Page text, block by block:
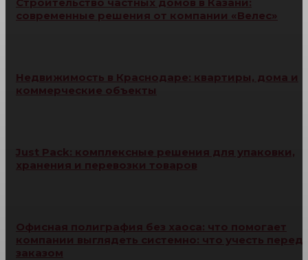
современные решения от компании «Велес»
Недвижимость в Краснодаре: квартиры, дома и
коммерческие объекты
Just Pack: комплексные решения для упаковки,
хранения и перевозки товаров
Офисная полиграфия без хаоса: что помогает
компании выглядеть системно: что учесть перед
заказом